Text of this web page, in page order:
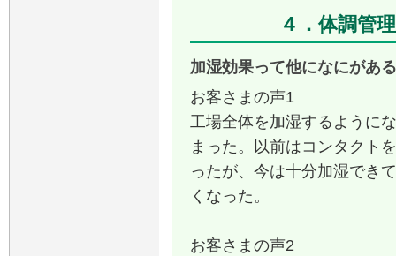
４．体調管
加湿効果って他になにがあ
お客さまの声1
工場全体を加湿するように
まった。以前はコンタクト
ったが、今は十分加湿でき
くなった。
お客さまの声2